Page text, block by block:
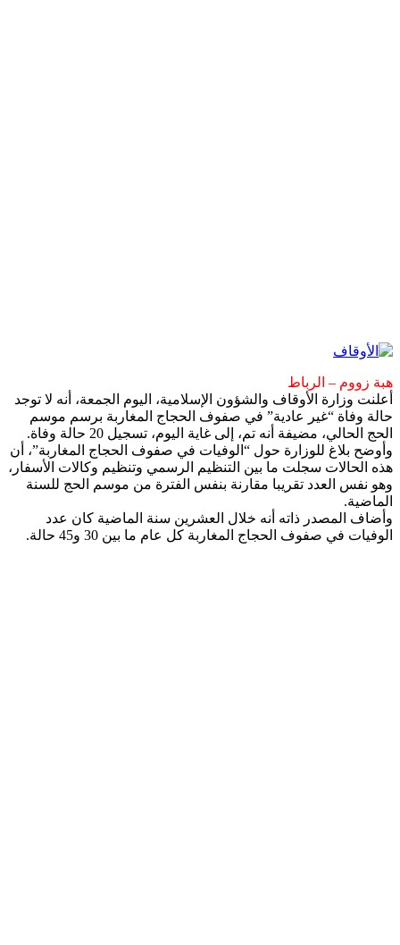
هبة زووم – الرباط
أعلنت وزارة الأوقاف والشؤون الإسلامية، اليوم الجمعة، أنه لا توجد
حالة وفاة “غير عادية” في صفوف الحجاج المغاربة برسم موسم
الحج الحالي، مضيفة أنه تم، إلى غاية اليوم، تسجيل 20 حالة وفاة.
وأوضح بلاغ للوزارة حول “الوفيات في صفوف الحجاج المغاربة”، أن
هذه الحالات سجلت ما بين التنظيم الرسمي وتنظيم وكالات الأسفار،
وهو نفس العدد تقريبا مقارنة بنفس الفترة من موسم الحج للسنة
الماضية.
وأضاف المصدر ذاته أنه خلال العشرين سنة الماضية كان عدد
الوفيات في صفوف الحجاج المغاربة كل عام ما بين 30 و45 حالة.